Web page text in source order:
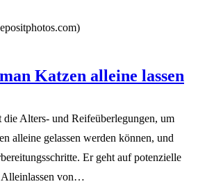
Katzen alleine lassen
Alters- und Reifeüberlegungen, um
alleine gelassen werden können, und
Er geht auf potenzielle
Alleinlassen von…